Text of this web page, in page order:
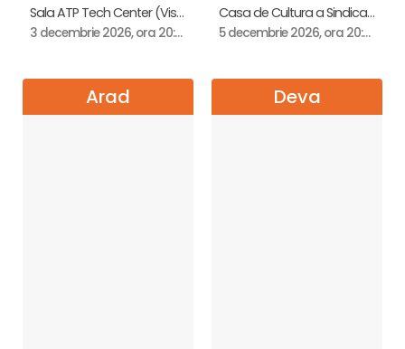
Sala ATP Tech Center (Vis a vis de Auchan), Baia-Mare
3 decembrie 2026, ora 20:00
Casa de Cultura a Sindicatelor , Oradea
5 decembrie 2026, ora 20:00
Arad Deva